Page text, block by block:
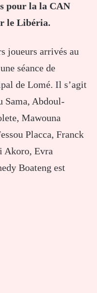
pour la la CAN
le Libéria.
joueurs arrivés au
séance de
de Lomé. Il s’agit
Sama, Abdoul-
Mawouna
Placca, Franck
Akoro, Evra
Boateng est